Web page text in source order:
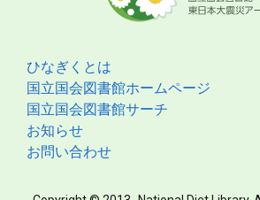
ひなぎくとは
国立国会図書館ホームページ
国立国会図書館サーチ
お知らせ
お問い合わせ